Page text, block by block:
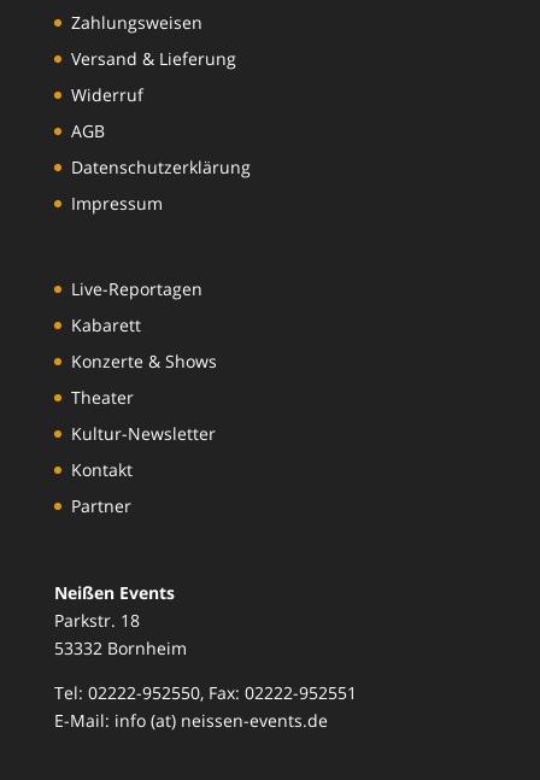
Zahlungsweisen
Versand & Lieferung
Widerruf
AGB
Datenschutzerklärung
Impressum
Live-Reportagen
Kabarett
Konzerte & Shows
Theater
Kultur-Newsletter
Kontakt
Partner
Neißen Events
Parkstr. 18
53332 Bornheim
Tel: 02222-952550, Fax: 02222-952551
E-Mail: info (at) neissen-events.de